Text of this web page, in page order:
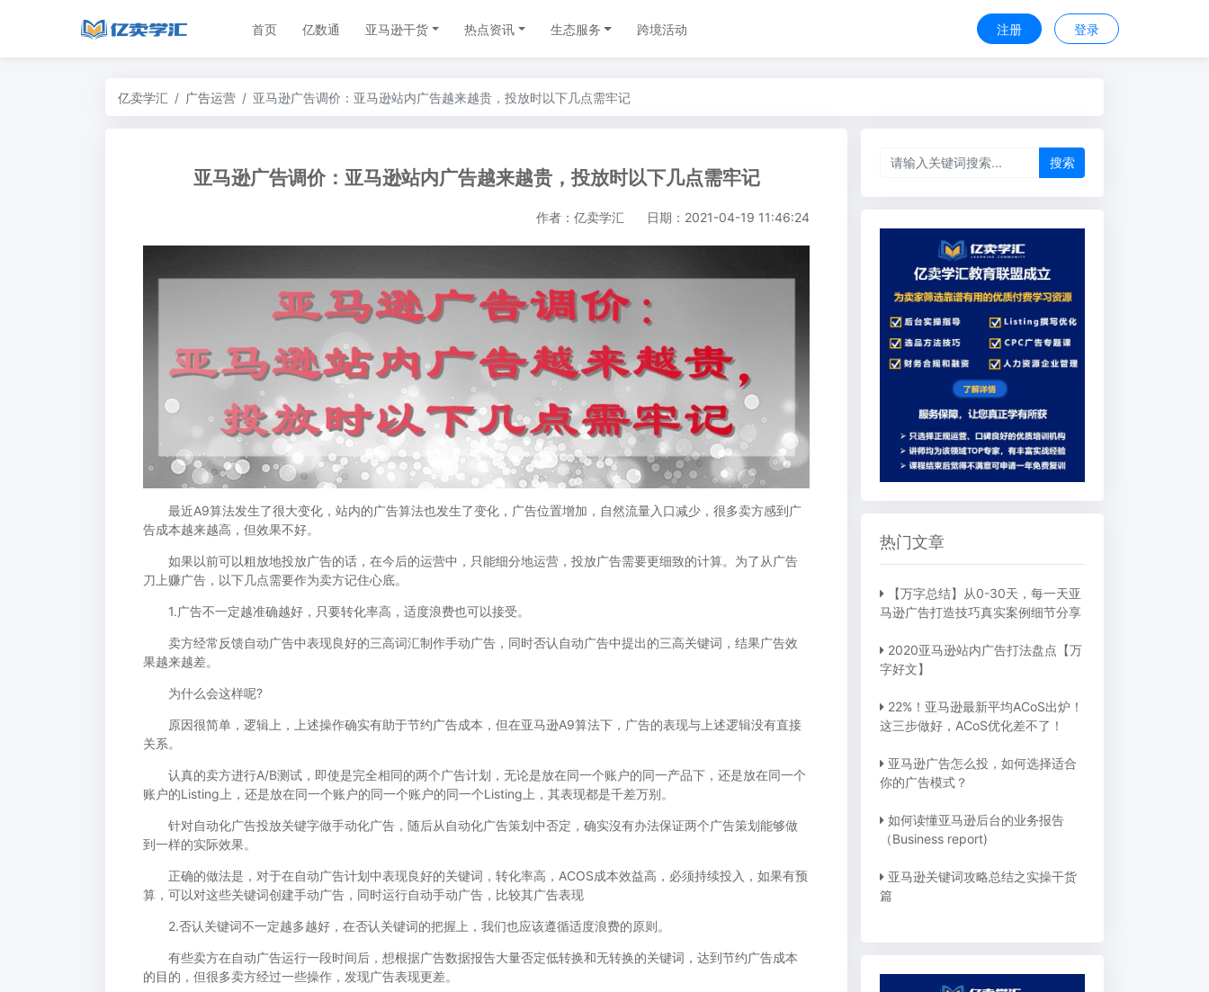
首页 亿数通 亚马逊干货 热点资讯 生态服务 跨境活动 注册 登录
亿卖学汇 广告运营 亚马逊广告调价：亚马逊站内广告越来越贵，投放时以下几点需牢记
亚马逊广告调价：亚马逊站内广告越来越贵，投放时以下几点需牢记
作者：亿卖学汇 日期：2021-04-19 11:46:24
最近A9算法发生了很大变化，站内的广告算法也发生了变化，广告位置增加，自然流量入口减少，很多卖方感到广
告成本越来越高，但效果不好。
如果以前可以粗放地投放广告的话，在今后的运营中，只能细分地运营，投放广告需要更细致的计算。为了从广告
刀上赚广告，以下几点需要作为卖方记住心底。
1.广告不一定越准确越好，只要转化率高，适度浪费也可以接受。
卖方经常反馈自动广告中表现良好的三高词汇制作手动广告，同时否认自动广告中提出的三高关键词，结果广告效
果越来越差。
为什么会这样呢?
原因很简单，逻辑上，上述操作确实有助于节约广告成本，但在亚马逊A9算法下，广告的表现与上述逻辑没有直接
关系。
认真的卖方进行A/B测试，即使是完全相同的两个广告计划，无论是放在同一个账户的同一产品下，还是放在同一个
账户的Listing上，还是放在同一个账户的同一个账户的同一个Listing上，其表现都是千差万别。
针对自动化广告投放关键字做手动化广告，随后从自动化广告策划中否定，确实沒有办法保证两个广告策划能够做
到一样的实际效果。
正确的做法是，对于在自动广告计划中表现良好的关键词，转化率高，ACOS成本效益高，必须持续投入，如果有预
算，可以对这些关键词创建手动广告，同时运行自动手动广告，比较其广告表现
2.否认关键词不一定越多越好，在否认关键词的把握上，我们也应该遵循适度浪费的原则。
有些卖方在自动广告运行一段时间后，想根据广告数据报告大量否定低转换和无转换的关键词，达到节约广告成本
的目的，但很多卖方经过一些操作，发现广告表现更差。
搜索
热门文章
【万字总结】从0-30天，每一天亚
马逊广告打造技巧真实案例细节分享
2020亚马逊站内广告打法盘点【万
字好文】
22%！亚马逊最新平均ACoS出炉！
这三步做好，ACoS优化差不了！
亚马逊广告怎么投，如何选择适合
你的广告模式？
如何读懂亚马逊后台的业务报告
（Business report)
亚马逊关键词攻略总结之实操干货
篇